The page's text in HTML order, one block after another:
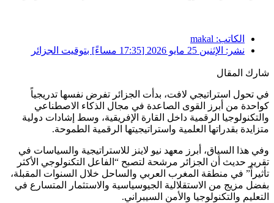
الكاتب: makal
نشر: الإثنين 25 مايو 2026 [17:35 مساءً] بتوقيت الجزائر
شارك المقال
في تحول استراتيجي لافت، بدأت الجزائر تفرض نفسها تدريجياً
كواحدة من أبرز القوى الصاعدة في مجال الذكاء الاصطناعي
والتكنولوجيا الرقمية داخل القارة الإفريقية، وسط إشادات دولية
متزايدة بقدراتها العلمية واستراتيجيتها الرقمية الطموحة.
وفي هذا السياق، أبرز معهد نيو لاينز للاستراتيجية والسياسات في
تقرير حديث أن الجزائر مرشحة لتصبح “الفاعل التكنولوجي الأكثر
تأثيراً” في منطقة المغرب العربي والساحل خلال السنوات المقبلة،
بفضل مزيج من الاستقلالية الجيوسياسية والاستثمار المتسارع في
التعليم والتكنولوجيا والأمن السيبراني.